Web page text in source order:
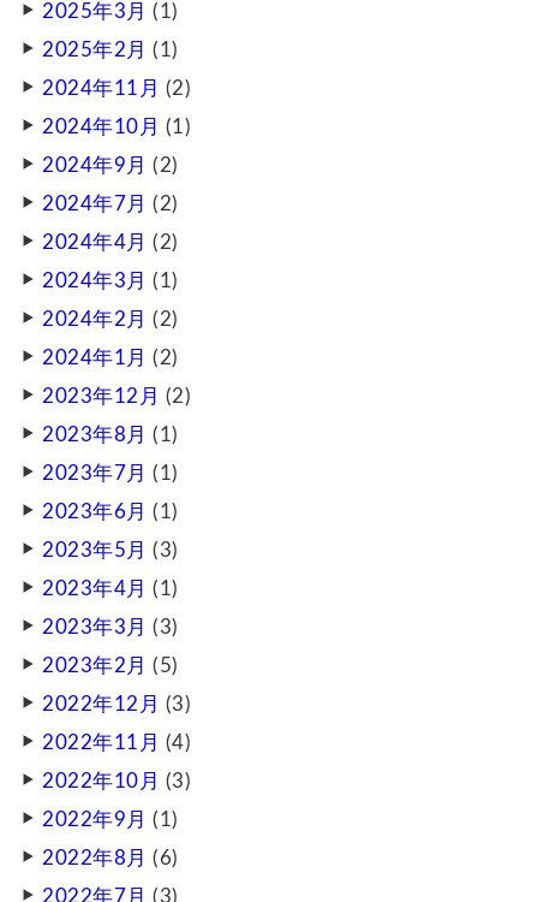
2025年3月 (1)
2025年2月 (1)
2024年11月 (2)
2024年10月 (1)
2024年9月 (2)
2024年7月 (2)
2024年4月 (2)
2024年3月 (1)
2024年2月 (2)
2024年1月 (2)
2023年12月 (2)
2023年8月 (1)
2023年7月 (1)
2023年6月 (1)
2023年5月 (3)
2023年4月 (1)
2023年3月 (3)
2023年2月 (5)
2022年12月 (3)
2022年11月 (4)
2022年10月 (3)
2022年9月 (1)
2022年8月 (6)
2022年7月 (3)